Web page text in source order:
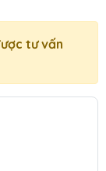
tư vấn